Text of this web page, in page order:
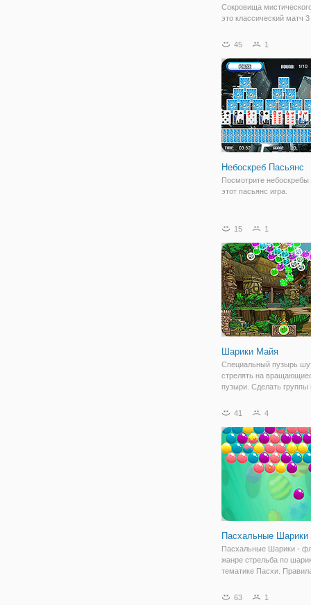
Сокровища
это классический матч
время будет
фоном. Переключить
завершить свою цель.
45 1
Небоскреб Пасьянс
Посмотрите
этот пасьянс игра.
15 1
Шарики Майя
Специальный пузырь
стрелять на
пузыри. Сделать группы
чтобы удалить их.
изменить цвет.
41 4
Пасхальные Шарики
Пасхальные Шарики -
жанре стрельба по
тематике Пасхи.
играть бесплатно. Для
63 1